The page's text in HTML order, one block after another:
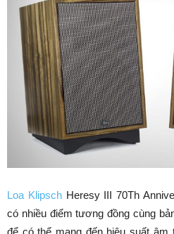
Loa KlipschHeresy III 70Th
có nhiều điểm tương đồng cùng
để có thể mang đến hiệu suất